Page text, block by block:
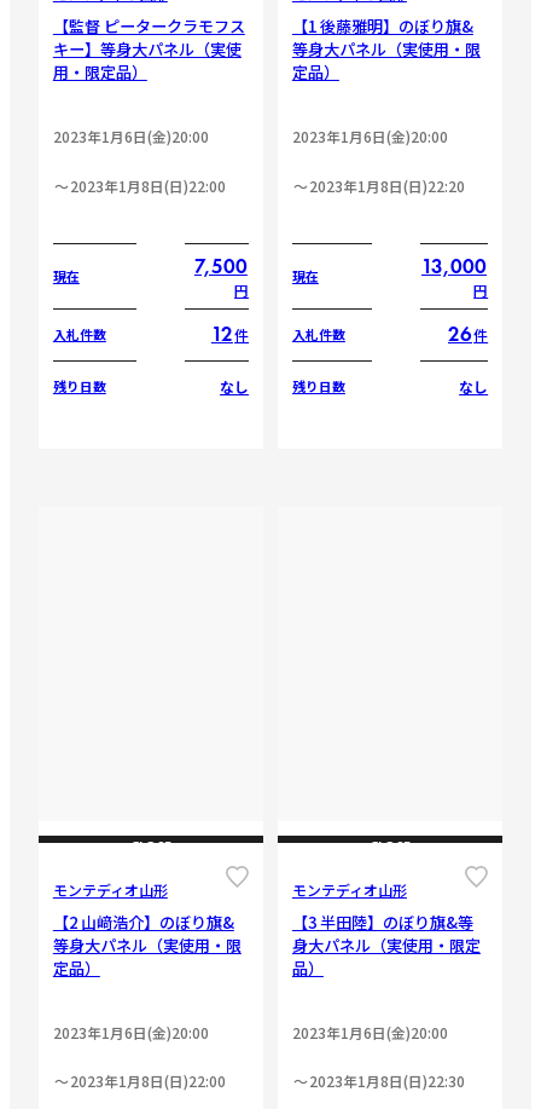
【監督 ピータークラモフス
キー】等身大パネル（実使
用・限定品）
2023年1月6日(金)20:00
2023年1月8日(日)22:00
現在 7,500
円
入札件数 12件
残り日数 なし
【1 後藤雅明】のぼり旗&
等身大パネル（実使用・限
定品）
2023年1月6日(金)20:00
2023年1月8日(日)22:20
現在 13,000
円
入札件数 26件
残り日数 なし
CLOSE
モンテディオ山形
【2 山﨑浩介】のぼり旗&
等身大パネル（実使用・限
定品）
2023年1月6日(金)20:00
2023年1月8日(日)22:00
CLOSE
モンテディオ山形
【3 半田陸】のぼり旗&等
身大パネル（実使用・限定
品）
2023年1月6日(金)20:00
2023年1月8日(日)22:30